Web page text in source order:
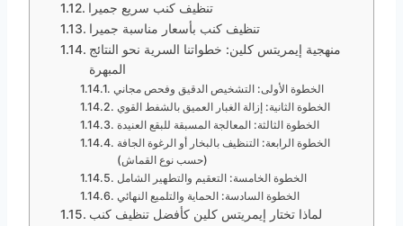
تنظيف كنب سريع جميرا
تنظيف كنب بأسعار مناسبة جميرا
منهجية إيمريتس كلين: خطواتنا السرية نحو النتائج
المبهرة
الخطوة الأولى: التشخيص الدقيق وفحص مجاني
الخطوة الثانية: إزالة الغبار العميق بالشفط القوي
الخطوة الثالثة: المعالجة المسبقة للبقع العنيدة
الخطوة الرابعة: التنظيف بالبخار أو الرغوة الجافة
(حسب نوع القماش)
الخطوة الخامسة: التعقيم والتطهير الشامل
الخطوة السادسة: الحماية والتلميع النهائي
لماذا تختار إيمريتس كلين كأفضل تنظيف كنب